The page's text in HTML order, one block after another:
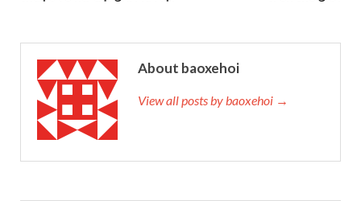
About baoxehoi
View all posts by baoxehoi →